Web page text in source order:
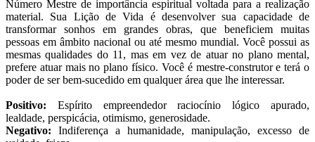
Número Mestre de importância espiritual voltada para a realização
material. Sua Lição de Vida é desenvolver sua capacidade de
transformar sonhos em grandes obras, que beneficiem muitas
pessoas em âmbito nacional ou até mesmo mundial. Você possui as
mesmas qualidades do 11, mas em vez de atuar no plano mental,
prefere atuar mais no plano físico. Você é mestre-construtor e terá o
poder de ser bem-sucedido em qualquer área que lhe interessar.
Positivo: Espírito empreendedor raciocínio lógico apurado,
lealdade, perspicácia, otimismo, generosidade.
Negativo: Indiferença a humanidade, manipulação, excesso de